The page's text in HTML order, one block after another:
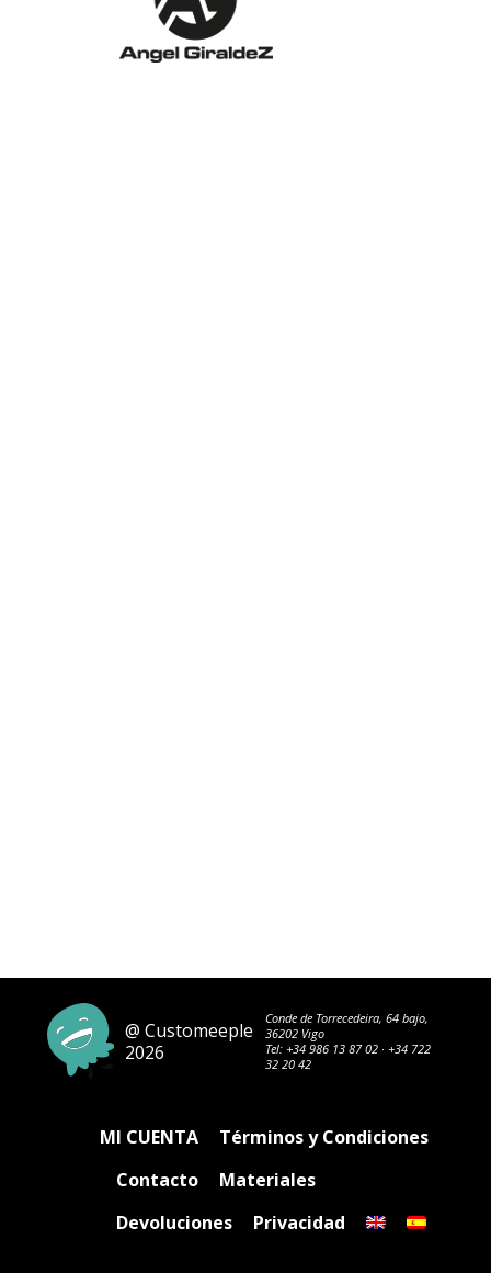
@ Customeeple
2026
Conde de Torrecedeira, 64 bajo,
36202 Vigo
Tel: +34 986 13 87 02· +34 722
32 20 42
MI CUENTA
Términos y Condiciones
Contacto
Materiales
Devoluciones
Privacidad